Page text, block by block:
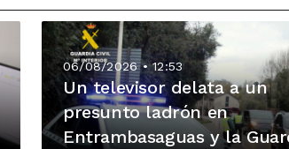
06/08/2026 • 12:53
Un televisor delata a un
presunto ladrón en
Entrambasaguas y la